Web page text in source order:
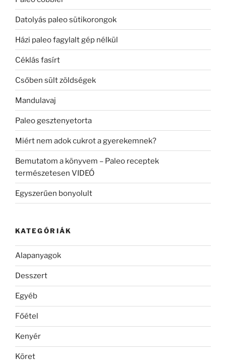
Datolyás paleo sütikorongok
Házi paleo fagylalt gép nélkül
Céklás fasírt
Csőben sült zöldségek
Mandulavaj
Paleo gesztenyetorta
Miért nem adok cukrot a gyerekemnek?
Bemutatom a könyvem – Paleo receptek
természetesen VIDEÓ
Egyszerűen bonyolult
KATEGÓRIÁK
Alapanyagok
Desszert
Egyéb
Főétel
Kenyér
Köret